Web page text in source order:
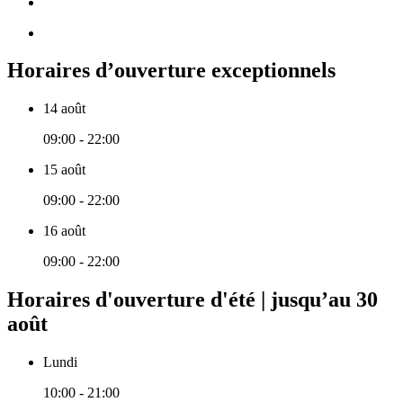
Horaires d’ouverture exceptionnels
14 août
09:00 - 22:00
15 août
09:00 - 22:00
16 août
09:00 - 22:00
Horaires d'ouverture d'été | jusqu’au 30
août
Lundi
10:00 - 21:00